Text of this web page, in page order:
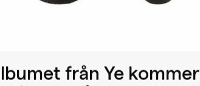
från Ye kommer